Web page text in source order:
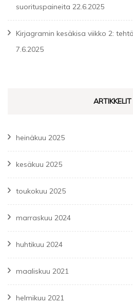
suorituspaineita 22.6.2025
Kirjagramin kesäkisa viikko 2:
7.6.2025
ARTIKKELIT
heinäkuu 2025
kesäkuu 2025
toukokuu 2025
marraskuu 2024
huhtikuu 2024
maaliskuu 2021
helmikuu 2021